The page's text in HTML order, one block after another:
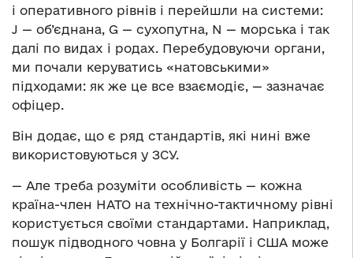
і оперативного рівнів і перейшли на системи:
J — об’єднана, G — сухопутна, N — морська і так
далі по видах і родах. Перебудовуючи органи,
ми почали керуватись «натовськими»
підходами: як же це все взаємодіє, — зазначає
офіцер.
Він додає, що є ряд стандартів, які нині вже
використовуються у ЗСУ.
— Але треба розуміти особливість — кожна
країна-член НАТО на технічно-тактичному рівні
користується своїми стандартами. Наприклад,
пошук підводного човна у Болгарії і США може